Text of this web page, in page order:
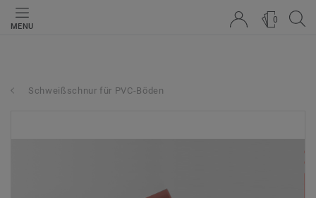
MENU
0
Schweißschnur für PVC-Böden